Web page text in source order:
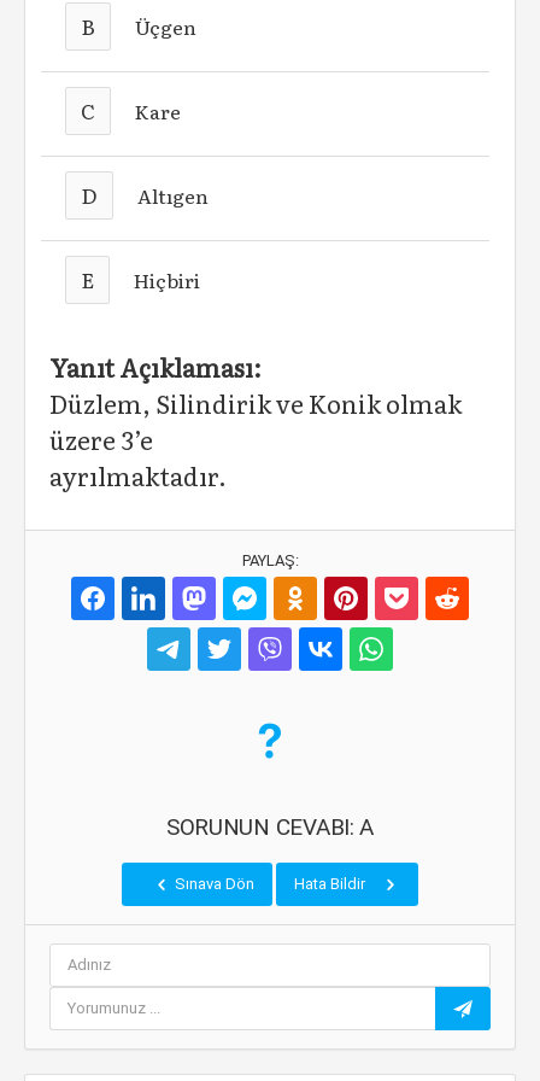
B Üçgen
C Kare
D Altıgen
E Hiçbiri
Yanıt Açıklaması:
Düzlem, Silindirik ve Konik olmak
üzere 3’e
ayrılmaktadır.
PAYLAŞ:
SORUNUN CEVABI: A
Sınava Dön Hata Bildir